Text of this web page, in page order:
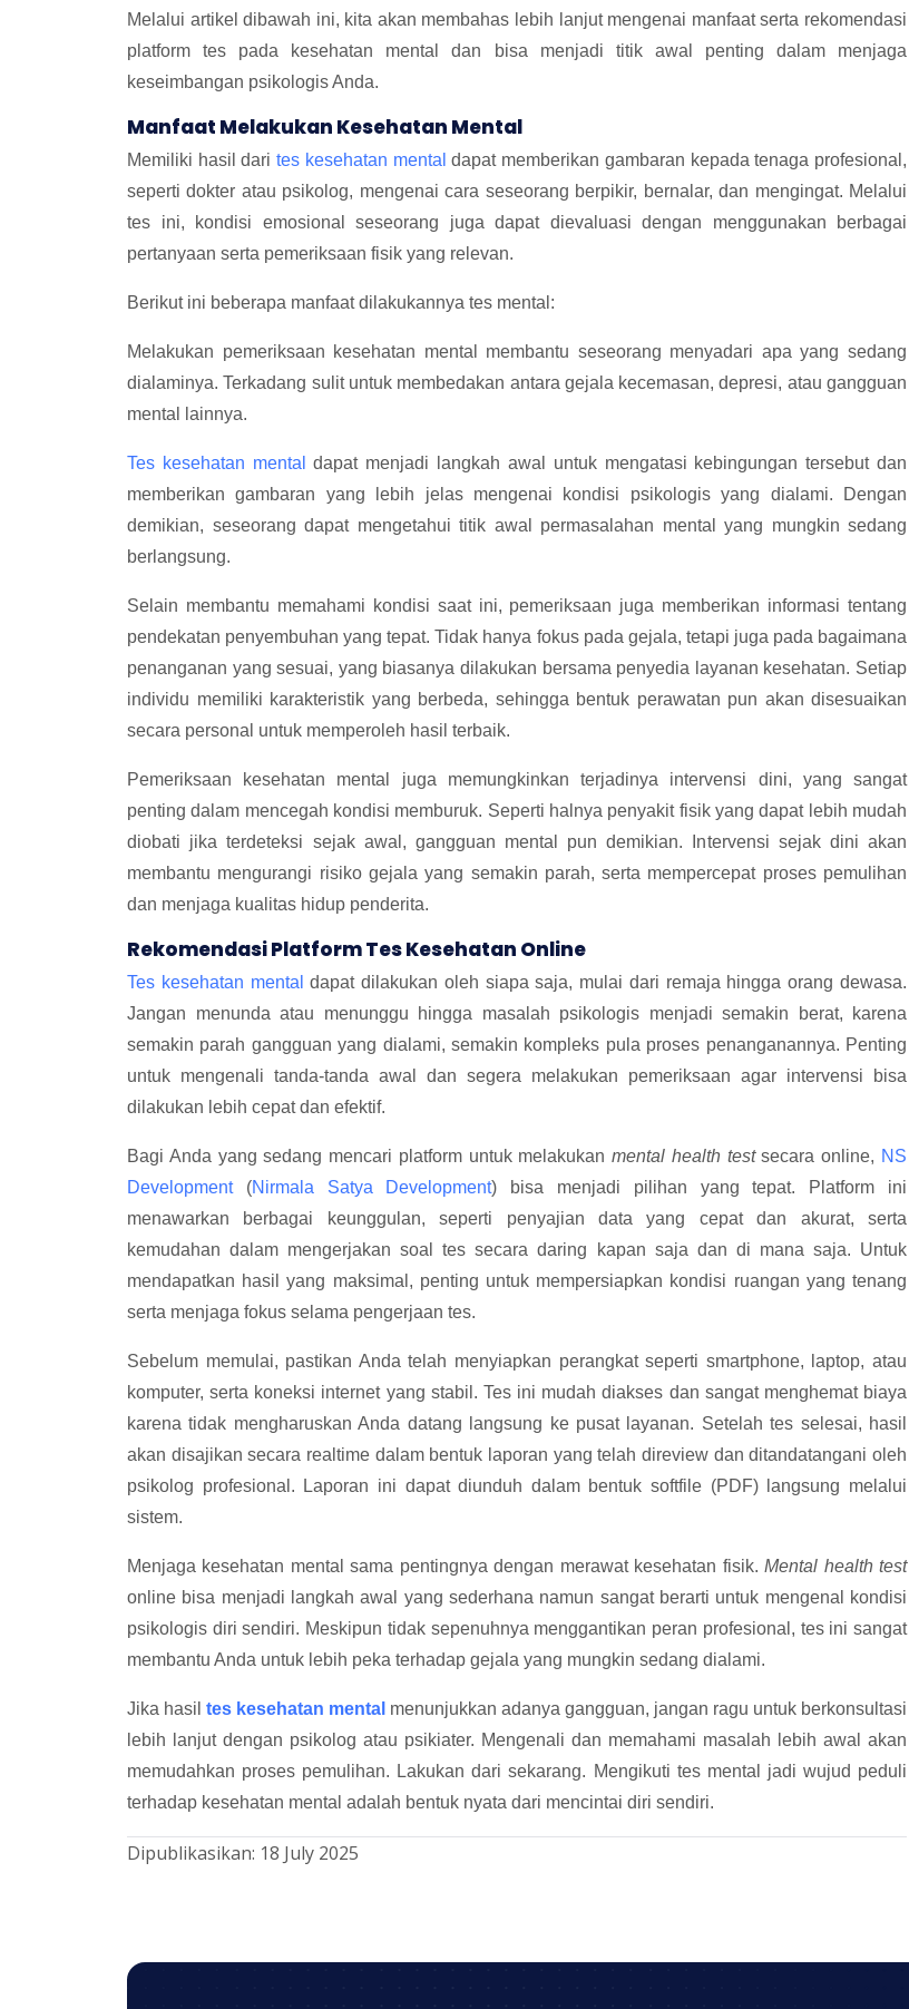
Melalui artikel dibawah ini, kita akan membahas lebih lanjut mengenai manfaat serta rekomendasi
platform tes pada kesehatan mental dan bisa menjadi titik awal penting dalam menjaga
keseimbangan psikologis Anda.
Manfaat Melakukan Kesehatan Mental
Memiliki hasil darites kesehatan mental dapat memberikan gambaran kepada tenaga profesional,
seperti dokter atau psikolog, mengenai cara seseorang berpikir, bernalar, dan mengingat. Melalui
tes ini, kondisi emosional seseorang juga dapat dievaluasi dengan menggunakan berbagai
pertanyaan serta pemeriksaan fisik yang relevan.
Berikut ini beberapa manfaat dilakukannya tes mental:
Melakukan pemeriksaan kesehatan mental membantu seseorang menyadari apa yang sedang
dialaminya. Terkadang sulit untuk membedakan antara gejala kecemasan, depresi, atau gangguan
mental lainnya.
Tes kesehatan mental
dapat menjadi langkah awal untuk mengatasi kebingungan tersebut dan
memberikan gambaran yang lebih jelas mengenai kondisi psikologis yang dialami. Dengan
demikian, seseorang dapat mengetahui titik awal permasalahan mental yang mungkin sedang
berlangsung.
Selain membantu memahami kondisi saat ini, pemeriksaan juga memberikan informasi tentang
pendekatan penyembuhan yang tepat. Tidak hanya fokus pada gejala, tetapi juga pada bagaimana
penanganan yang sesuai, yang biasanya dilakukan bersama penyedia layanan kesehatan. Setiap
individu memiliki karakteristik yang berbeda, sehingga bentuk perawatan pun akan disesuaikan
secara personal untuk memperoleh hasil terbaik.
Pemeriksaan kesehatan mental juga memungkinkan terjadinya intervensi dini, yang sangat
penting dalam mencegah kondisi memburuk. Seperti halnya penyakit fisik yang dapat lebih mudah
diobati jika terdeteksi sejak awal, gangguan mental pun demikian. Intervensi sejak dini akan
membantu mengurangi risiko gejala yang semakin parah, serta mempercepat proses pemulihan
dan menjaga kualitas hidup penderita.
Rekomendasi Platform Tes Kesehatan Online
Tes kesehatan mental dapat dilakukan oleh siapa saja, mulai dari remaja hingga orang dewasa.
Jangan menunda atau menunggu hingga masalah psikologis menjadi semakin berat, karena
semakin parah gangguan yang dialami, semakin kompleks pula proses penanganannya. Penting
untuk mengenali tanda-tanda awal dan segera melakukan pemeriksaan agar intervensi bisa
dilakukan lebih cepat dan efektif.
Bagi Anda yang sedang mencari platform untuk melakukanmental health testsecara online, NS
Development(Nirmala Satya Development) bisa menjadi pilihan yang tepat. Platform ini
menawarkan berbagai keunggulan, seperti penyajian data yang cepat dan akurat, serta
kemudahan dalam mengerjakan soal tes secara daring kapan saja dan di mana saja. Untuk
mendapatkan hasil yang maksimal, penting untuk mempersiapkan kondisi ruangan yang tenang
serta menjaga fokus selama pengerjaan tes.
Sebelum memulai, pastikan Anda telah menyiapkan perangkat seperti smartphone, laptop, atau
komputer, serta koneksi internet yang stabil. Tes ini mudah diakses dan sangat menghemat biaya
karena tidak mengharuskan Anda datang langsung ke pusat layanan. Setelah tes selesai, hasil
akan disajikan secara realtime dalam bentuk laporan yang telah direview dan ditandatangani oleh
psikolog profesional. Laporan ini dapat diunduh dalam bentuk softfile (PDF) langsung melalui
sistem.
Menjaga kesehatan mental sama pentingnya dengan merawat kesehatan fisik.Mental health test
online bisa menjadi langkah awal yang sederhana namun sangat berarti untuk mengenal kondisi
psikologis diri sendiri. Meskipun tidak sepenuhnya menggantikan peran profesional, tes ini sangat
membantu Anda untuk lebih peka terhadap gejala yang mungkin sedang dialami.
Jika hasil tes kesehatan mental menunjukkan adanya gangguan, jangan ragu untuk berkonsultasi
lebih lanjut dengan psikolog atau psikiater. Mengenali dan memahami masalah lebih awal akan
memudahkan proses pemulihan. Lakukan dari sekarang. Mengikuti tes mental jadi wujud peduli
terhadap kesehatan mental adalah bentuk nyata dari mencintai diri sendiri.
Dipublikasikan: 18 July 2025